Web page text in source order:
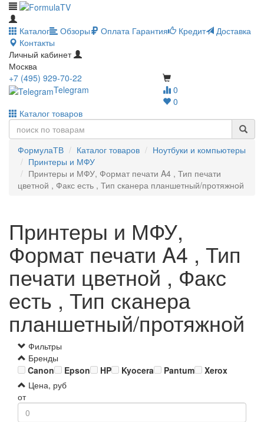
Каталог Обзоры Оплата Гарантия Кредит
Доставка
Контакты
Личный кабинет
Москва
0
0
+7 (495) 929-70-22
Telegram
Каталог товаров
ФормулаТВ Каталог товаров
Ноутбуки и компьютеры
Принтеры и МФУ
Принтеры и МФУ, Формат печати A4 , Тип печати
цветной , Факс есть , Тип сканера планшетный/протяжной
Принтеры и МФУ,
Формат печати A4 , Тип
печати цветной , Факс
есть , Тип сканера
планшетный/протяжной
Фильтры
Бренды
Canon
Epson HP Kyocera Pantum
Xerox
Цена, руб
от